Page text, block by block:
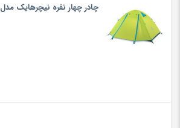
چادر چهار نفره نیچرهایک مدل NH18Z044-P_Seri